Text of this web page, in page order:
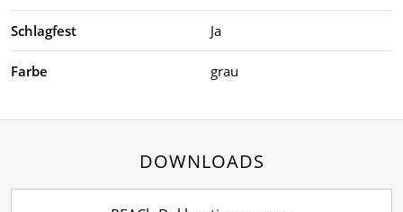
Schlagfest Ja
Farbe grau
DOWNLOADS